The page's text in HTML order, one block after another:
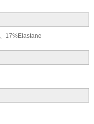
17%Elastane